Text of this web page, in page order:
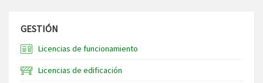
GESTIÓN
Licencias de funcionamiento
Licencias de edificación